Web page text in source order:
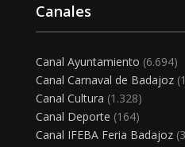
Canales
Canal Ayuntamiento (6.694)
Canal Carnaval de Badajoz
Canal Cultura (1.328)
Canal Deporte (164)
Canal IFEBA Feria Badajoz